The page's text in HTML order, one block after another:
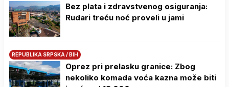
Bez plata i zdravstvenog osiguranja:
Rudari treću noć proveli u jami
REPUBLIKA SRPSKA / BIH
Oprez pri prelasku granice: Zbog
nekoliko komada voća kazna može biti